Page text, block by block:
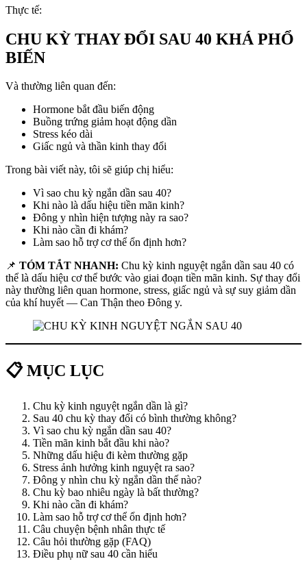
Thực tế:
CHU KỲ THAY ĐỔI SAU 40 KHÁ PHỔ
BIẾN
Và thường liên quan đến:
Hormone bắt đầu biến động
Buồng trứng giảm hoạt động dần
Stress kéo dài
Giấc ngủ và thần kinh thay đổi
Trong bài viết này, tôi sẽ giúp chị hiểu:
Vì sao chu kỳ ngắn dần sau 40?
Khi nào là dấu hiệu tiền mãn kinh?
Đông y nhìn hiện tượng này ra sao?
Khi nào cần đi khám?
Làm sao hỗ trợ cơ thể ổn định hơn?
📌 TÓM TẮT NHANH: Chu kỳ kinh nguyệt ngắn dần sau 40 có
thể là dấu hiệu cơ thể bước vào giai đoạn tiền mãn kinh. Sự thay đổi
này thường liên quan hormone, stress, giấc ngủ và sự suy giảm dần
của khí huyết — Can Thận theo Đông y.
📋 MỤC LỤC
Chu kỳ kinh nguyệt ngắn dần là gì?
Sau 40 chu kỳ thay đổi có bình thường không?
Vì sao chu kỳ ngắn dần sau 40?
Tiền mãn kinh bắt đầu khi nào?
Những dấu hiệu đi kèm thường gặp
Stress ảnh hưởng kinh nguyệt ra sao?
Đông y nhìn chu kỳ ngắn dần thế nào?
Chu kỳ bao nhiêu ngày là bất thường?
Khi nào cần đi khám?
Làm sao hỗ trợ cơ thể ổn định hơn?
Câu chuyện bệnh nhân thực tế
Câu hỏi thường gặp (FAQ)
Điều phụ nữ sau 40 cần hiểu